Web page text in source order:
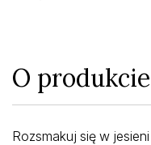
O produkcie
Rozsmakuj się w